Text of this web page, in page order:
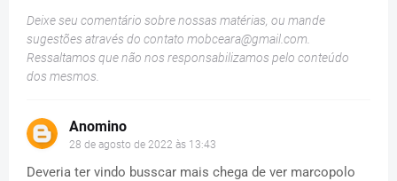
Deixe seu comentário sobre nossas matérias, ou mande
sugestões através do contato mobceara@gmail.com
Ressaltamos que não nos responsabilizamos pelo conteúdo
dos mesmos.
Anomino
28 de agosto de 2022 às 13:43
Deveria ter vindo busscar mais chega de ver marcopolo